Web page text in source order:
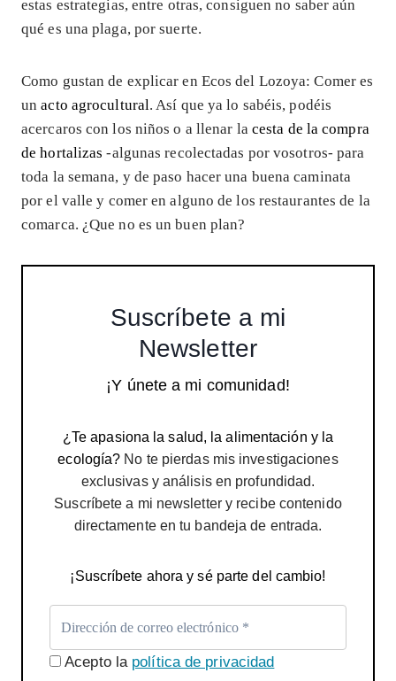
estas estrategias, entre otras, consiguen no saber aún
qué es una plaga, por suerte.
Como gustan de explicar en Ecos del Lozoya: Comer es
unacto agrocultural. Así que ya lo sabéis, podéis
acercaros con los niños o a llenar la cesta de la compra
de hortalizas -algunas recolectadas por vosotros- para
toda la semana, y de paso hacer una buena caminata
por el valle y comer en alguno de los restaurantes de la
comarca. ¿Que no es un buen plan?
Suscríbete a mi
Newsletter
¡Y únete a mi comunidad!
¿Te apasiona la salud, la alimentación y la
ecología? No te pierdas mis investigaciones
exclusivas y análisis en profundidad.
Suscríbete a mi newsletter y recibe contenido
directamente en tu bandeja de entrada.
¡Suscríbete ahora y sé parte del cambio!
Acepto la política de privacidad